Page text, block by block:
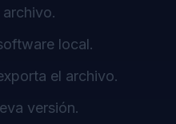
local.
el archivo.
versión.